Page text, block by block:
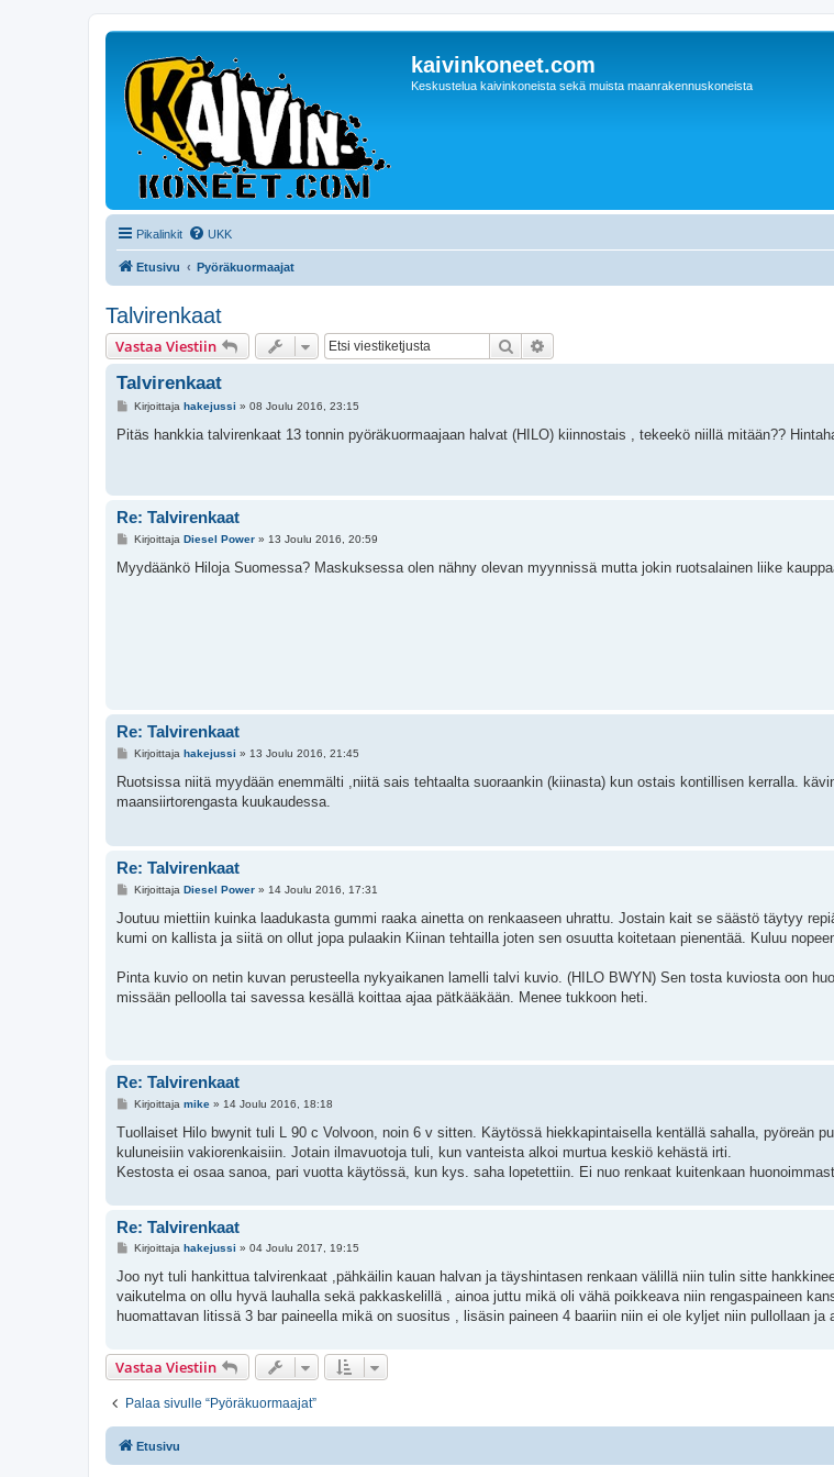
kaivinkoneet.com
Keskustelua kaivinkoneista sekä muista maanrakennuskoneista
Pikalinkit UKK
Etusivu Pyöräkuormaajat
Talvirenkaat
Vastaa Viestiin Etsi
Talvirenkaat
V
e
Kirjoittaja hakejussi » 08 Joulu 2016, 23:15
Pitäs hankkia talvirenkaat 13 tonnin pyöräkuormaajaan halvat (HILO) kiinnostais , tekeekö niillä mitään??
Re: Talvirenkaat
V
e
s
Kirjoittaja Diesel Power» 13 Joulu 2016, 20:59
Myydäänkö Hiloja Suomessa? Maskuksessa olen nähny olevan myynnissä mutta jokin ruotsalainen liike
Re: Talvirenkaat
V
e
t
Kirjoittaja hakejussi » 13 Joulu 2016, 21:45
Ruotsissa niitä myydään enemmälti ,niitä sais tehtaalta suoraankin (kiinasta) kun ostais kontillisen kerralla.
maansiirtorengasta kuukaudessa.
Re: Talvirenkaat
V
e
t
Kirjoittaja Diesel Power» 14 Joulu 2016, 17:31
Joutuu miettiin kuinka laadukasta gummi raaka ainetta on renkaaseen uhrattu. Jostain kait se säästö täytyy
kumi on kallista ja siitä on ollut jopa pulaakin Kiinan tehtailla joten sen osuutta koitetaan pienentää. Kuluu
Pinta kuvio on netin kuvan perusteella nykyaikanen lamelli talvi kuvio. (HILO BWYN) Sen tosta kuviosta oon
missään pelloolla tai savessa kesällä koittaa ajaa pätkääkään. Menee tukkoon heti.
Re: Talvirenkaat
V
e
t
i
Kirjoittaja mike» 14 Joulu 2016, 18:18
Tuollaiset Hilo bwynit tuli L 90 c Volvoon, noin 6 v sitten. Käytössä hiekkapintaisella kentällä sahalla, pyöreän
kuluneisiin vakiorenkaisiin. Jotain ilmavuotoja tuli, kun vanteista alkoi murtua keskiö kehästä irti.
Kestosta ei osaa sanoa, pari vuotta käytössä, kun kys. saha lopetettiin. Ei nuo renkaat kuitenkaan
Re: Talvirenkaat
V
e
t
i
Kirjoittaja hakejussi » 04 Joulu 2017, 19:15
Joo nyt tuli hankittua talvirenkaat ,pähkäilin kauan halvan ja täyshintasen renkaan välillä niin tulin sitte
vaikutelma on ollu hyvä lauhalla sekä pakkaskelillä , ainoa juttu mikä oli vähä poikkeava niin rengaspaineen
huomattavan litissä 3 bar paineella mikä on suositus , lisäsin paineen 4 baariin niin ei ole kyljet niin pullollaan ja
Vastaa Viestiin
Palaa sivulle “Pyöräkuormaajat”
Etusivu